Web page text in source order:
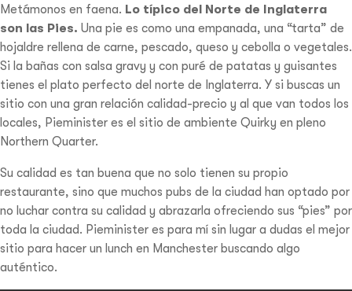
Metámonos en faena. Lo típico del Norte de Inglaterra
son las Pies. Una pie es como una empanada, una “tarta” de
hojaldre rellena de carne, pescado, queso y cebolla o vegetales.
Si la bañas con salsa gravy y con puré de patatas y guisantes
tienes el plato perfecto del norte de Inglaterra. Y si buscas un
sitio con una gran relación calidad-precio y al que van todos los
locales, Pieminister es el sitio de ambiente Quirky en pleno
Northern Quarter.
Su calidad es tan buena que no solo tienen su propio
restaurante, sino que muchos pubs de la ciudad han optado por
no luchar contra su calidad y abrazarla ofreciendo sus “pies” por
toda la ciudad. Pieminister es para mí sin lugar a dudas el mejor
sitio para hacer un lunch en Manchester buscando algo
auténtico.